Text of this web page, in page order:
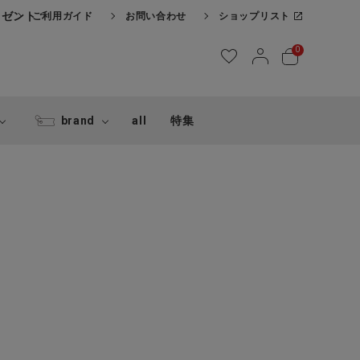
ントご利用ガイド お問い合わせ ショップリスト
0
brand all 特集